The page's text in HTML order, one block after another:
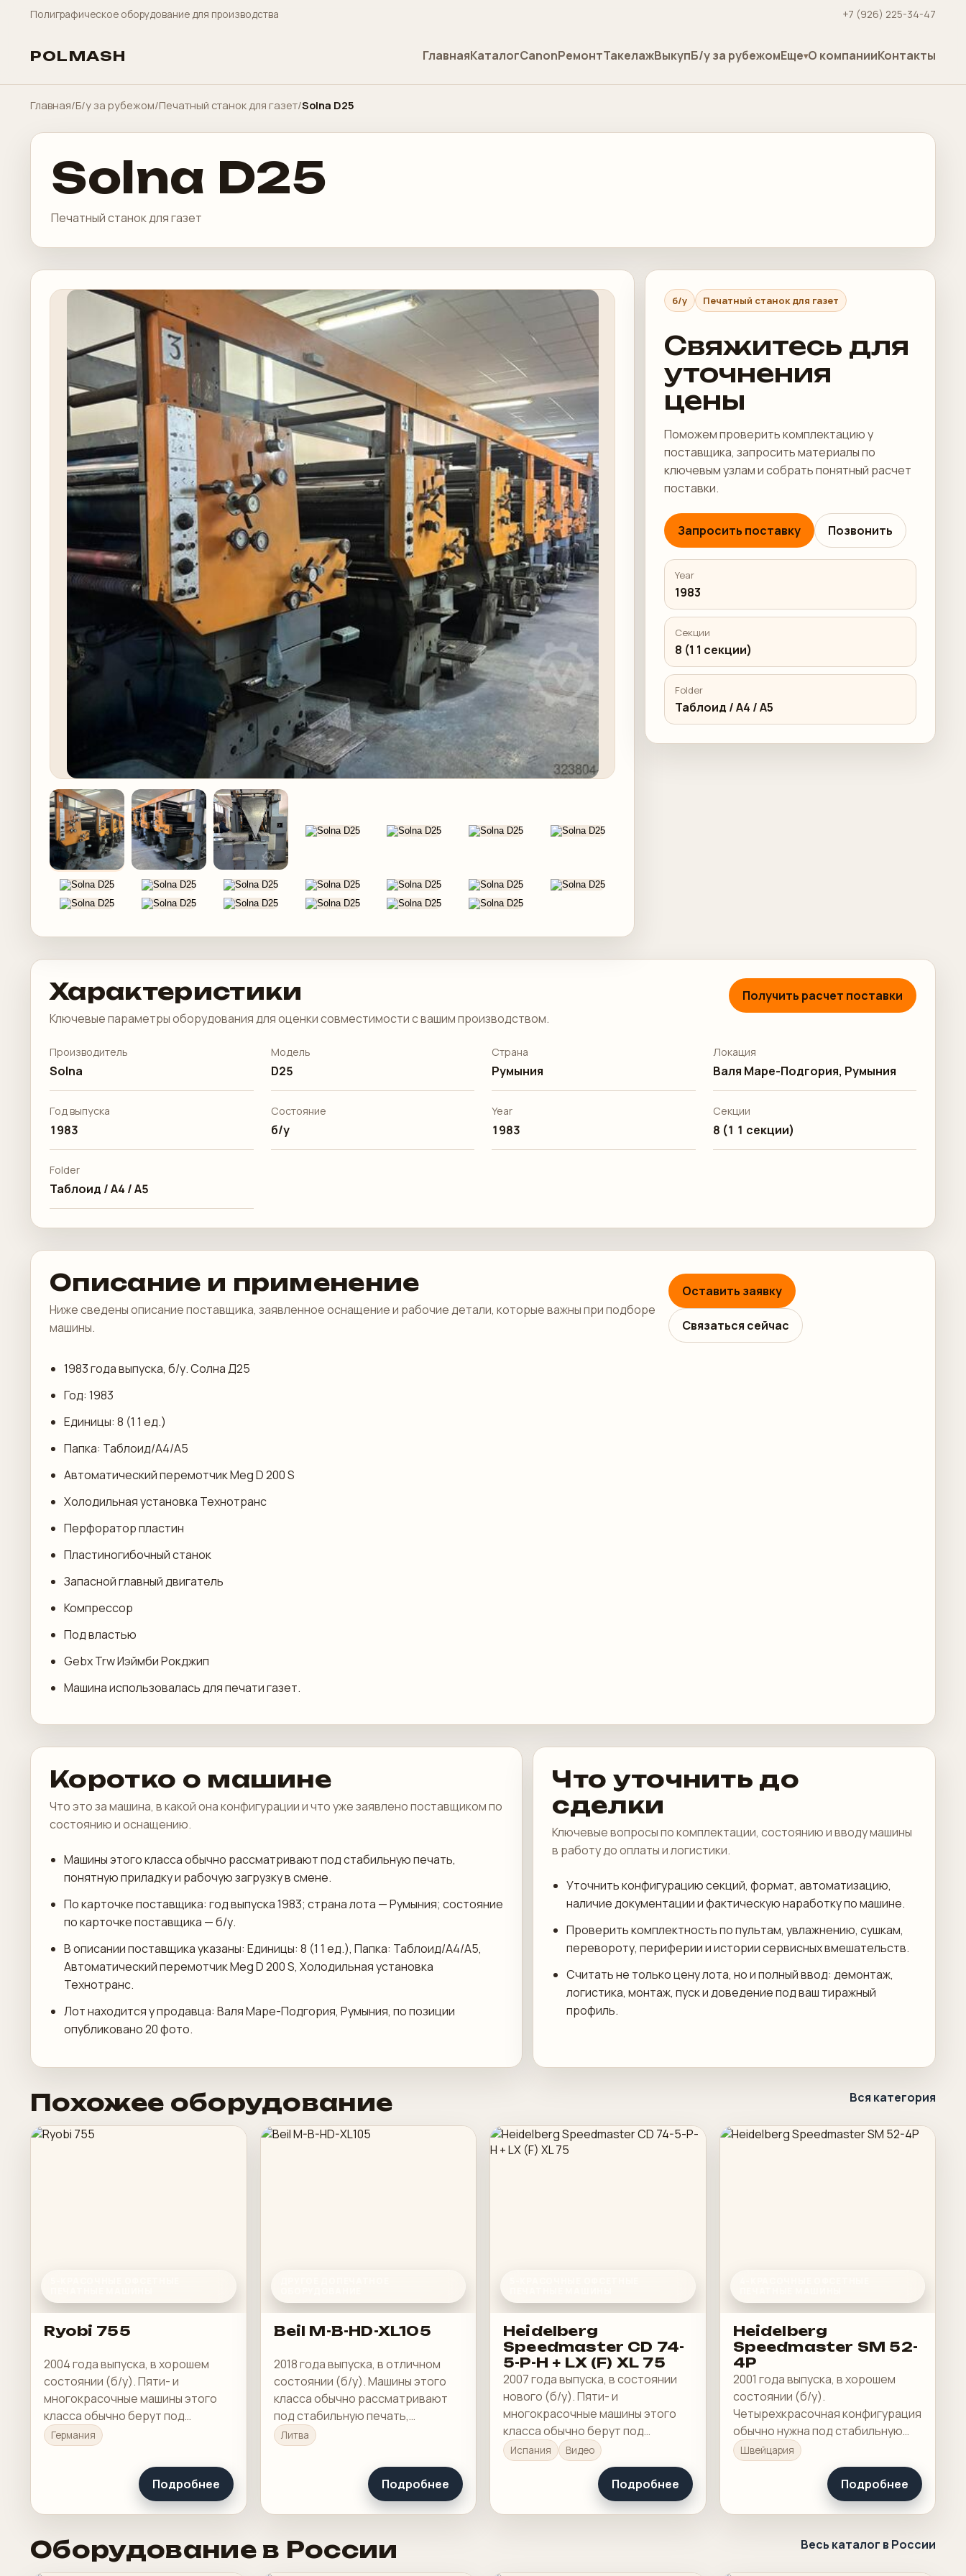
Полиграфическое оборудование для производства +7 (926) 225-34-47
POLMASH ГлавнаяКаталогCanonРемонтТакелажВыкупБ/у за рубежомЕще О компанииКонтакты
Главная/Б/у за рубежом/Печатный станок для газет/Solna D25
Solna D25
Печатный станок для газет
б/у Печатный станок для газет
Свяжитесь для
уточнения
цены
Поможем проверить комплектацию у
поставщика, запросить материалы по
ключевым узлам и собрать понятный расчет
поставки.
Запросить поставку Позвонить
Year
1983
Секции
8 (1 1 секции)
Folder
Таблоид / А4 / А5
Характеристики
Ключевые параметры оборудования для оценки совместимости с вашим производством.
Получить расчет поставки
Производитель
Solna
Модель
D25
Страна
Румыния
Локация
Валя Маре-Подгория, Румыния
Год выпуска
1983
Состояние
б/у
Year
1983
Секции
8 (1 1 секции)
Folder
Таблоид / А4 / А5
Описание и применение
Ниже сведены описание поставщика, заявленное оснащение и рабочие детали, которые важны при подборе
машины.
Оставить заявку
Связаться сейчас
1983 года выпуска, б/у. Солна Д25
Год: 1983
Единицы: 8 (1 1 ед.)
Папка: Таблоид/А4/А5
Автоматический перемотчик Meg D 200 S
Холодильная установка Технотранс
Перфоратор пластин
Пластиногибочный станок
Запасной главный двигатель
Компрессор
Под властью
Gebx Trw Иэймби Рокджип
Машина использовалась для печати газет.
Коротко о машине
Что это за машина, в какой она конфигурации и что уже заявлено поставщиком по
состоянию и оснащению.
Машины этого класса обычно рассматривают под стабильную печать,
понятную приладку и рабочую загрузку в смене.
По карточке поставщика: год выпуска 1983; страна лота — Румыния; состояние
по карточке поставщика — б/у.
В описании поставщика указаны: Единицы: 8 (1 1 ед.), Папка: Таблоид/А4/А5,
Автоматический перемотчик Meg D 200 S, Холодильная установка
Технотранс.
Лот находится у продавца: Валя Маре-Подгория, Румыния, по позиции
опубликовано 20 фото.
Что уточнить до
сделки
Ключевые вопросы по комплектации, состоянию и вводу машины
в работу до оплаты и логистики.
Уточнить конфигурацию секций, формат, автоматизацию,
наличие документации и фактическую наработку по машине.
Проверить комплектность по пультам, увлажнению, сушкам,
перевороту, периферии и истории сервисных вмешательств.
Считать не только цену лота, но и полный ввод: демонтаж,
логистика, монтаж, пуск и доведение под ваш тиражный
профиль.
Похожее оборудование Вся категория
Ryobi 755
2004 года выпуска, в хорошем
состоянии (б/у). Пяти- и
многокрасочные машины этого
класса обычно берут под
полноцвет с отдельной секцией
под Pantone, лак или спецкраску.
Германия
Подробнее
Beil M-B-HD-XL105
2018 года выпуска, в отличном
состоянии (б/у). Машины этого
класса обычно рассматривают
под стабильную печать,
понятную приладку и рабочую
загрузку в смене.
Литва
Подробнее
Heidelberg
Speedmaster CD 74-
5-P-H + LX (F) XL 75
2007 года выпуска, в состоянии
нового (б/у). Пяти- и
многокрасочные машины этого
класса обычно берут под
полноцвет с отдельной секцией
под Pantone, лак или спецкраску.
Испания Видео
Подробнее
Heidelberg
Speedmaster SM 52-
4P
2001 года выпуска, в хорошем
состоянии (б/у).
Четырехкрасочная конфигурация
обычно нужна под стабильную
коммерческую печать
полноцвета в один прогон.
Швейцария
Подробнее
Оборудование в России Весь каталог в России